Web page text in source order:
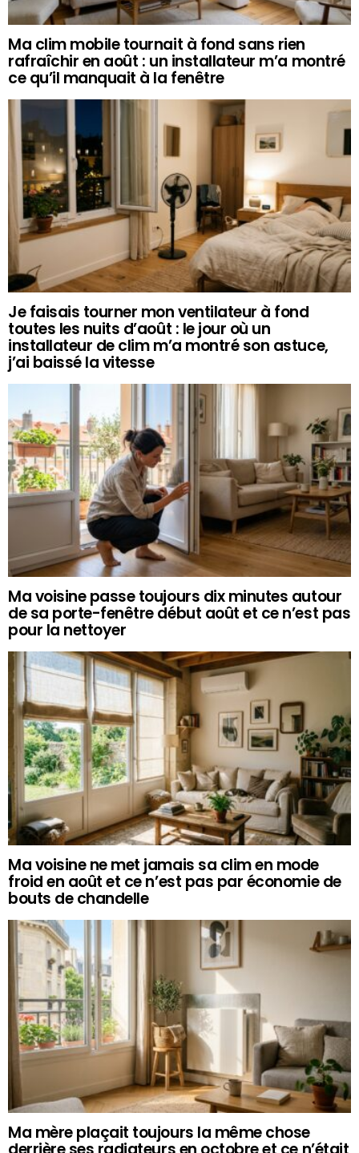
Ma clim mobile tournait à fond sans rien
rafraîchir en août : un installateur m’a montré
ce qu’il manquait à la fenêtre
Je faisais tourner mon ventilateur à fond
toutes les nuits d’août : le jour où un
installateur de clim m’a montré son astuce,
j’ai baissé la vitesse
Ma voisine passe toujours dix minutes autour
de sa porte-fenêtre début août et ce n’est pas
pour la nettoyer
Ma voisine ne met jamais sa clim en mode
froid en août et ce n’est pas par économie de
bouts de chandelle
Ma mère plaçait toujours la même chose